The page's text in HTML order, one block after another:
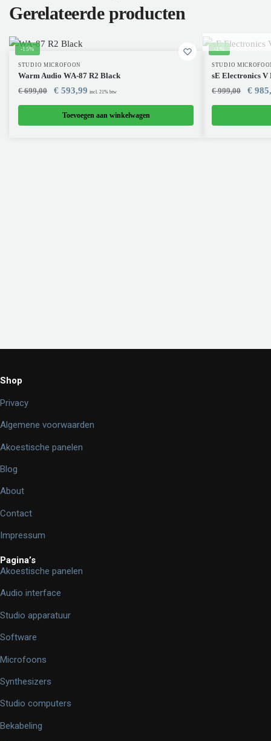
Gerelateerde producten
-15%
STUDIO MICROFOON
Warm Audio WA-87 R2 Black
€699,00 Oorspronkelijke prijs was: € 699,00.
€ 593,99 Huidige prijs is: € 593,99.
incl. 21% btw
Toevoegen aan winkelwagen
-1%
STUDIO
sE Electronics V
€999,00 €
Shop
Privacy
Algemene voorwaarden
Akoestische panelen
Blog
About
Contact
Impressum
Pagina’s
Akoestische panelen
Audio interface
Studio apparatuur
Software
Microfoons
Synthesizers
Studio computers
Bekabeling